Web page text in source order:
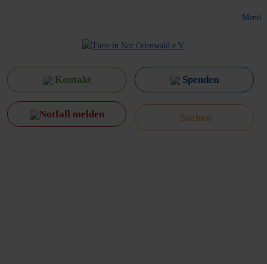
Menü
Kontakt Spenden
Notfall melden